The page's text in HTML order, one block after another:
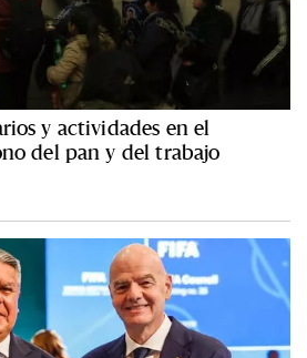
y actividades en el
del pan y del trabajo